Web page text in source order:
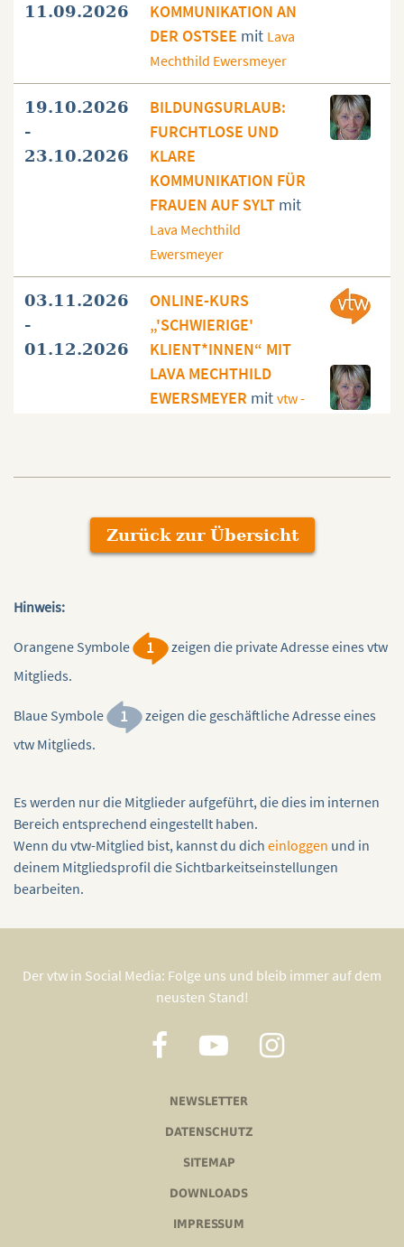
11.09.2026
KOMMUNIKATION AN
DER OSTSEE mit Lava
Mechthild Ewersmeyer
19.10.2026
-
23.10.2026
BILDUNGSURLAUB:
FURCHTLOSE UND
KLARE
KOMMUNIKATION FÜR
FRAUEN AUF SYLT mit
Lava Mechthild
Ewersmeyer
03.11.2026
-
01.12.2026
ONLINE-KURS
„'SCHWIERIGE'
KLIENT*INNEN“ MIT
LAVA MECHTHILD
EWERSMEYER mit vtw -
Zurück zur Übersicht
Hinweis:
Orangene Symbole
zeigen die private Adresse eines vtw
Mitglieds.
Blaue Symbole
zeigen die geschäftliche Adresse eines
vtw Mitglieds.
Es werden nur die Mitglieder aufgeführt, die dies im internen
Bereich entsprechend eingestellt haben.
Wenn du vtw-Mitglied bist, kannst du dich einloggen und in
deinem Mitgliedsprofil die Sichtbarkeitseinstellungen
bearbeiten.
Der vtw in Social Media: Folge uns und bleib immer auf dem
neusten Stand!
NEWSLETTER
DATENSCHUTZ
SITEMAP
DOWNLOADS
IMPRESSUM